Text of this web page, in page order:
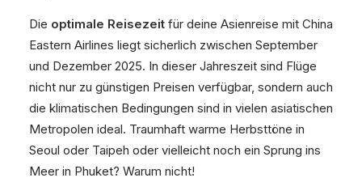
Die optimale Reisezeit für deine Asienreise mit China
Eastern Airlines liegt sicherlich zwischen September
und Dezember 2025. In dieser Jahreszeit sind Flüge
nicht nur zu günstigen Preisen verfügbar, sondern auch
die klimatischen Bedingungen sind in vielen asiatischen
Metropolen ideal. Traumhaft warme Herbsttöne in
Seoul oder Taipeh oder vielleicht noch ein Sprung ins
Meer in Phuket? Warum nicht!